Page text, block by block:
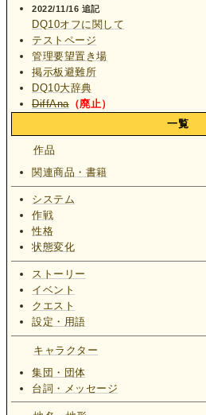
2022/11/16 追記
DQ10オフに関して
テストページ
管理要望置き場
掲示板避難所
DQ10大辞典
DiffAna（廃止）
一覧
作品
関連商品・書籍
システム
作戦
性格
状態変化
ストーリー
イベント
クエスト
設定・用語
キャラクター
集団・団体
台詞・メッセージ